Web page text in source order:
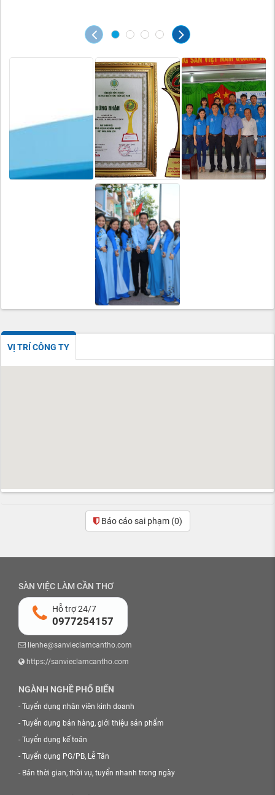
VỊ TRÍ CÔNG TY
Báo cáo sai phạm (0)
SÀN VIỆC LÀM CẦN THƠ
Hỗ trợ 24/7
0977254157
lienhe@sanvieclamcantho.com
https://sanvieclamcantho.com
NGÀNH NGHỀ PHỔ BIẾN
- Tuyển dụng nhân viên kinh doanh
- Tuyển dụng bán hàng, giới thiệu sản phẩm
- Tuyển dụng kế toán
- Tuyển dụng PG/PB, Lễ Tân
- Bán thời gian, thời vụ, tuyển nhanh trong ngày